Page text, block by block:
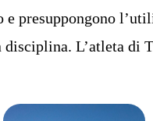
e presuppongono
disciplina. L’atleta di